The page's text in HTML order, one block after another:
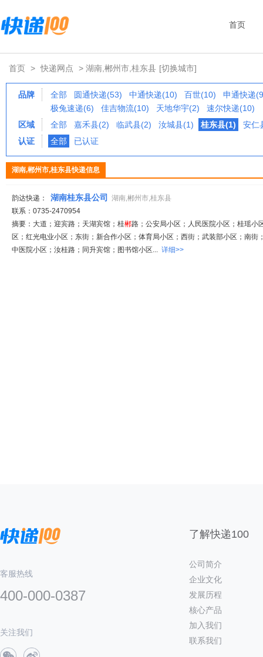
首页
首页 > 快递网点 > 湖南,郴州市,桂东县 [切换城市]
品牌 全部 圆通快递(53) 中通快递(10) 百世(10)
申通快递
极兔速递(6)
佳吉物流(10) 天地华宇(2)
速尔快递(10)
区域
全部 嘉禾县(2) 临武县(2) 汝城县(1) 桂东县(1)
安仁
认证
全部 已认证
湖南,郴州市,桂东县快递信息
韵达快递： 湖南桂东县公司
湖南,郴州市,桂东县
联系：0735-2470954
摘要：大道；迎宾路；天湖宾馆；桂郴路；公安局小区；人民医院小区；桂瑶小
区；红光电业小区；东街；新合作小区；体育局小区；西街；武装部小区；南街
中医院小区；汝桂路；同升宾馆；图书馆小区... 详细>>
客服热线
400-000-0387
关注我们
了解快递100
公司简介
企业文化
发展历程
核心产品
加入我们
联系我们